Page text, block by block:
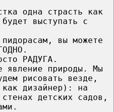
одна страсть как
выступать с
пидорасам, вы можете
РАДУГА.
явление природы. Мы
рисовать везде,
дизайнер): на
детских садов,